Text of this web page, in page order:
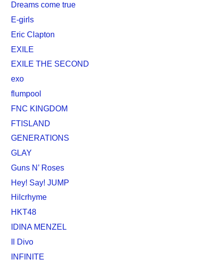
Dreams come true
E-girls
Eric Clapton
EXILE
EXILE THE SECOND
exo
flumpool
FNC KINGDOM
FTISLAND
GENERATIONS
GLAY
Guns N’ Roses
Hey! Say! JUMP
Hilcrhyme
HKT48
IDINA MENZEL
Il Divo
INFINITE